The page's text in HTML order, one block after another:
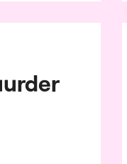
Fast
Goods
Grafische